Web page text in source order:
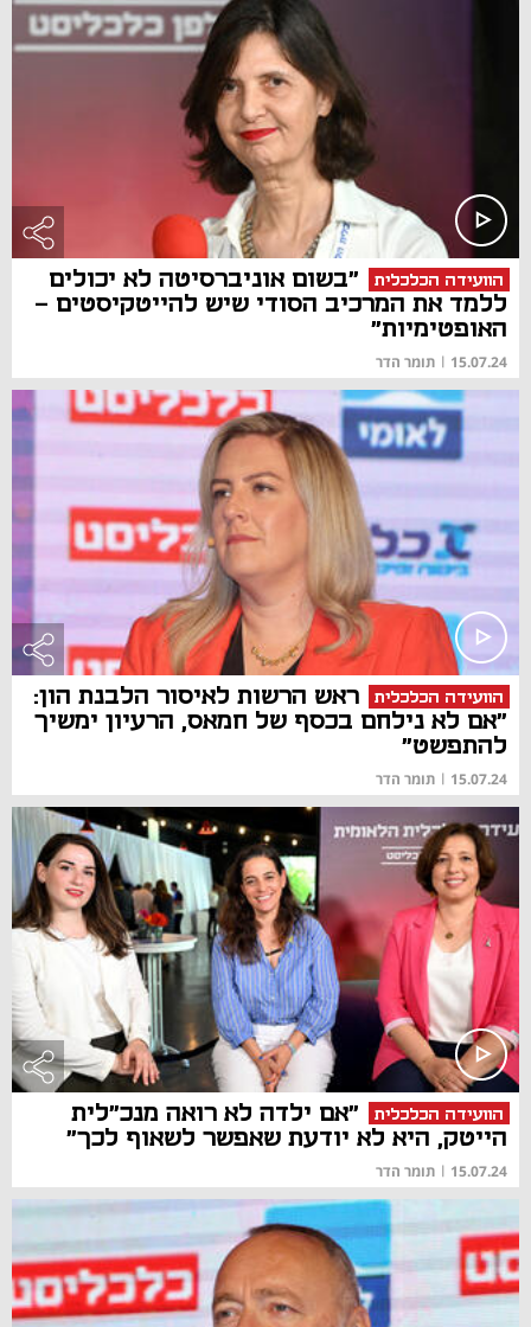
הוועידה הכלכלית
"בשום אוניברסיטה לא יכולים
ללמד את המרכיב הסודי שיש להייטקיסטים -
האופטימיות"
15.07.24
| תומר הדר
הוועידה הכלכלית
ראש הרשות לאיסור הלבנת הון:
"אם לא נילחם בכסף של חמאס, הרעיון ימשיך
להתפשט"
15.07.24
| תומר הדר
הוועידה הכלכלית
"אם ילדה לא רואה מנכ"לית
הייטק, היא לא יודעת שאפשר לשאוף לכך"
15.07.24
| תומר הדר